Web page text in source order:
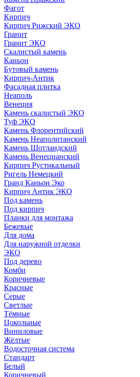
Фагот
Кирпич
Кирпич Рижский ЭКО
Гранит
Гранит ЭКО
Скалистый камень
Каньон
Бутовый камень
Кирпич-Антик
Фасадная плитка
Неаполь
Венеция
Камень скалистый ЭКО
Туф ЭКО
Камень Флорентийский
Камень Неаполитанский
Камень Шотландский
Камень Венецианский
Кирпич Рустикальный
Ригель Немецкий
Гранд Каньон Эко
Кирпич Антик ЭКО
Под камень
Под кирпич
Планки для монтажа
Бежевые
Для дома
Для наружной отделки
ЭКO
Под дерево
Комби
Коричневые
Красные
Серые
Светлые
Тёмные
Цокольные
Виниловые
Жёлтые
Водосточная система
Стандарт
Белый
Коричневый